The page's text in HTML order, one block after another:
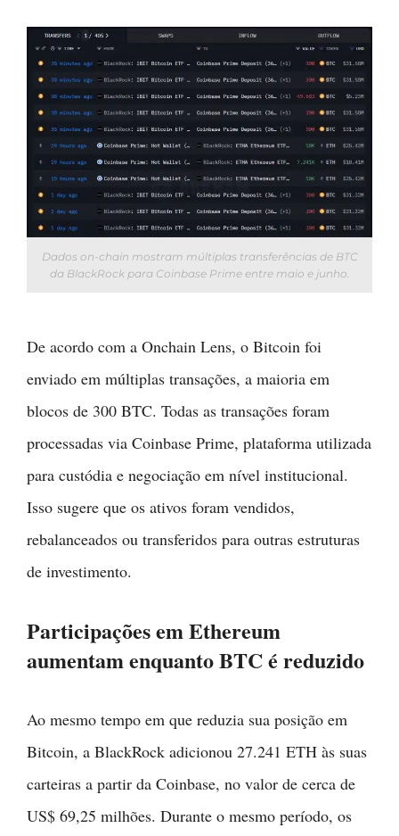
Dados on-chain mostram múltiplas transferências de BTC
da BlackRock para Coinbase Prime entre maio e junho.
De acordo com a Onchain Lens, o Bitcoin foi
enviado em múltiplas transações, a maioria em
blocos de 300 BTC. Todas as transações foram
processadas via Coinbase Prime, plataforma utilizada
para custódia e negociação em nível institucional.
Isso sugere que os ativos foram vendidos,
rebalanceados ou transferidos para outras estruturas
de investimento.
Participações em Ethereum
aumentam enquanto BTC é reduzido
Ao mesmo tempo em que reduzia sua posição em
Bitcoin, a BlackRock adicionou 27.241 ETH às suas
carteiras a partir da Coinbase, no valor de cerca de
US$ 69,25 milhões. Durante o mesmo período, os